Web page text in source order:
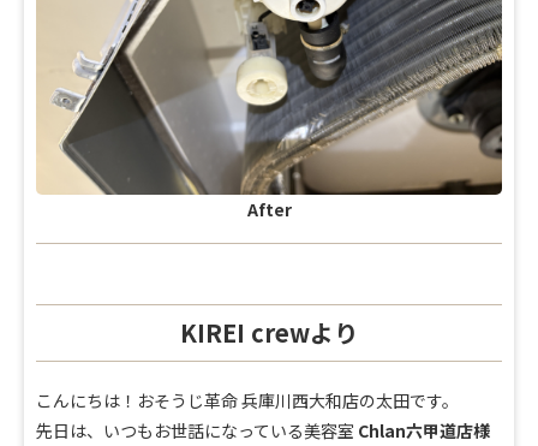
After
KIREI crewより
こんにちは！おそうじ革命 兵庫川西大和店の太田です。
先日は、いつもお世話になっている美容室 Chlan六甲道店様